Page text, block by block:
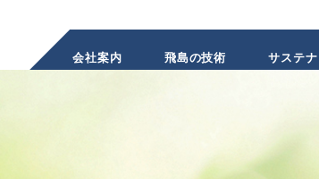
会社案内 飛島の技術 サステ